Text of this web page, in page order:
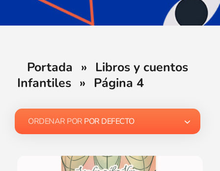
Portada » Libros y cuentos
Infantiles » Página 4
ORDENAR POR POR DEFECTO